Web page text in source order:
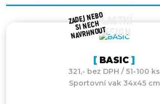
VLASTNÍ
DESIGN
ZADEJ NEBO
SI NECH
NAVRHNOUT
BASIC
321,- bez DPH / 51-100 ks
Sportovní vak 34x45 cm